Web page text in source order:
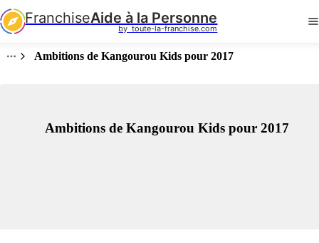
FranchiseAide à la Personne
by  toute-la-franchise.com
Ambitions de Kangourou Kids pour 2017
Ambitions de Kangourou Kids pour 2017